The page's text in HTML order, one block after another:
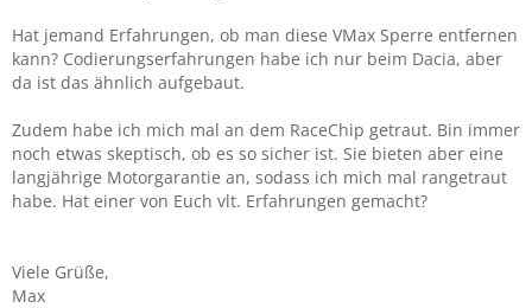
Hat jemand Erfahrungen, ob man diese VMax Sperre entfernen
kann? Codierungserfahrungen habe ich nur beim Dacia, aber
da ist das ähnlich aufgebaut.
Zudem habe ich mich mal an dem RaceChip getraut. Bin immer
noch etwas skeptisch, ob es so sicher ist. Sie bieten aber eine
langjährige Motorgarantie an, sodass ich mich mal rangetraut
habe. Hat einer von Euch vlt. Erfahrungen gemacht?
Viele Grüße,
Max